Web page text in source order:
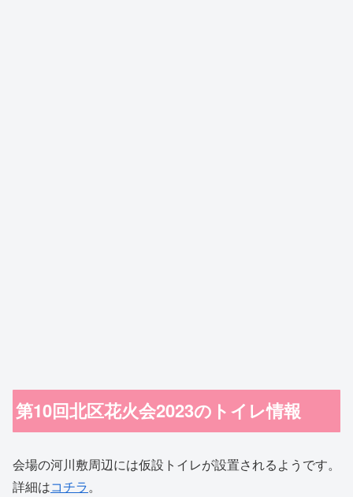
第10回北区花火会2023のトイレ情報
会場の河川敷周辺には仮設トイレが設置されるようです。
詳細はコチラ。